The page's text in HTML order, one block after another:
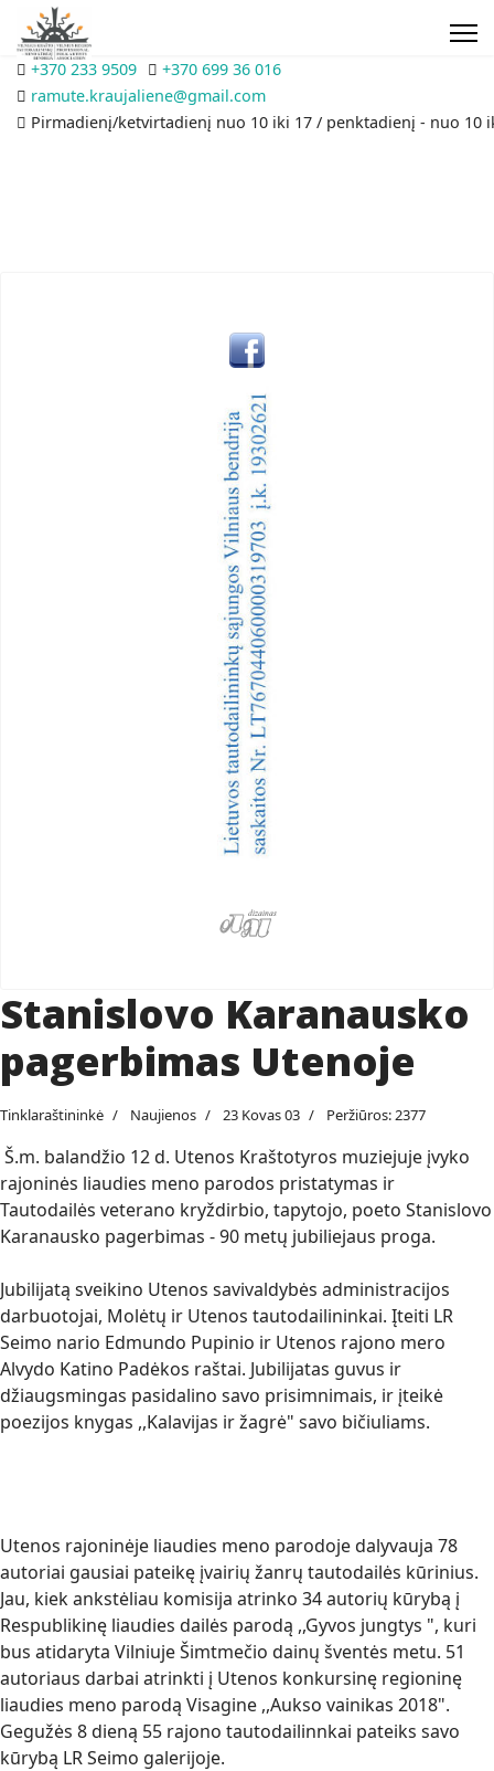
+370 233 9509
+370 699 36 016
ramute.kraujaliene@gmail.com
Pirmadienį/ketvirtadienį nuo 10 iki 17 / penktadienį - nuo 10
Stanislovo Karanausko
pagerbimas Utenoje
Tinklaraštininkė Naujienos 23 Kovas 03 Peržiūros: 2377
Š.m. balandžio 12 d. Utenos Kraštotyros muziejuje įvyko
rajoninės liaudies meno parodos pristatymas ir
Tautodailės veterano kryždirbio, tapytojo, poeto Stanislovo
Karanausko pagerbimas - 90 metų jubiliejaus proga.
Jubilijatą sveikino Utenos savivaldybės administracijos
darbuotojai, Molėtų ir Utenos tautodailininkai. Įteiti LR
Seimo nario Edmundo Pupinio ir Utenos rajono mero
Alvydo Katino Padėkos raštai. Jubilijatas guvus ir
džiaugsmingas pasidalino savo prisimnimais, ir įteikė
poezijos knygas ,,Kalavijas ir žagrė" savo bičiuliams.
Utenos rajoninėje liaudies meno parodoje dalyvauja 78
autoriai gausiai pateikę įvairių žanrų tautodailės kūrinius.
Jau, kiek ankstėliau komisija atrinko 34 autorių kūrybą į
Respublikinę liaudies dailės parodą ,,Gyvos jungtys ", kuri
bus atidaryta Vilniuje Šimtmečio dainų šventės metu. 51
autoriaus darbai atrinkti į Utenos konkursinę regioninę
liaudies meno parodą Visagine ,,Aukso vainikas 2018".
Gegužės 8 dieną 55 rajono tautodailinnkai pateiks savo
kūrybą LR Seimo galerijoje.